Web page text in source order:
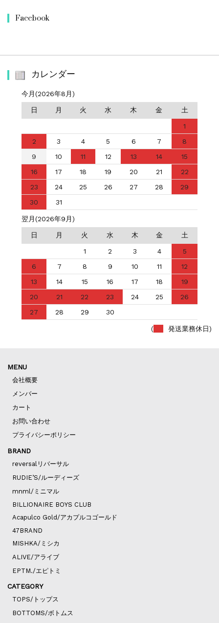
Facebook
カレンダー
今月(2026年8月)
日 月 火 水 木 金 土
1
2
3 4 5 6 7
8
9
10 11 12 13 14
15
16
17 18 19 20 21
22
23
24 25 26 27 28
29
30
31
翌月(2026年9月)
日 月 火 水 木 金 土
1 2 3 4
5
6
7 8 9 10 11
12
13
14 15 16 17 18
19
20
21 22 23 24 25
26
27
28 29 30
( 発送業務休日)
MENU
会社概要
メンバー
カート
お問い合わせ
プライバシーポリシー
BRAND
reversalリバーサル
RUDIE’S/ルーディーズ
mnml/ミニマル
BILLIONAIRE BOYS CLUB
Acapulco Gold/アカプルコゴールド
47BRAND
MISHKA/ミシカ
ALIVE/アライブ
EPTM./エピトミ
CATEGORY
TOPS/トップス
BOTTOMS/ボトムス